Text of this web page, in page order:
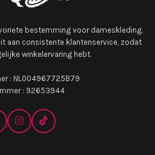
bestemming voor dameskleding.
aan consistente klantenservice, zodat
winkelervaring hebt.
: NL004967725B79
: 92653944